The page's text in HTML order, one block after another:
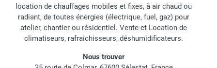
location de chauffages mobiles et fixes, à air chaud ou
radiant, de toutes énergies (électrique, fuel, gaz) pour
atelier, chantier ou résidentiel. Vente et Location de
climatiseurs, rafraichisseurs, déshumidificateurs.
Nous trouver